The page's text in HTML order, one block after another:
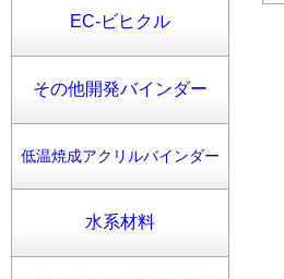
EC-ビヒクル
その他開発バインダー
低温焼成アクリルバインダー
水系材料